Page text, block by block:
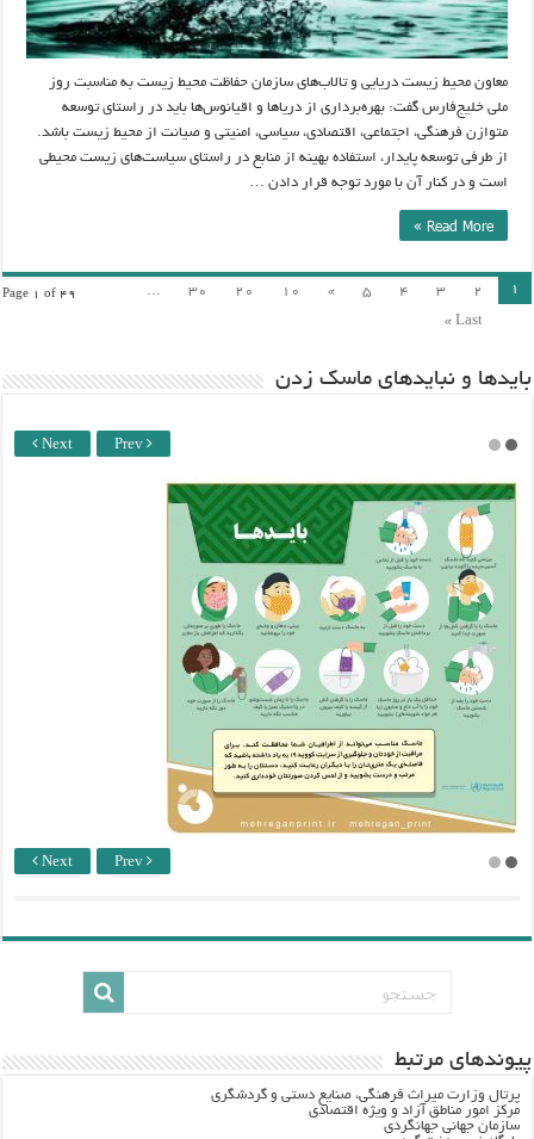
معاون محیط زیست دریایی و تالاب‌های سازمان حفاظت محیط زیست به مناسبت روز
ملی خلیج‌فارس گفت: بهره‌برداری از دریاها و اقیانوس‌ها باید در راستای توسعه
متوازن فرهنگی، اجتماعی، اقتصادی، سیاسی، امنیتی و صیانت از محیط زیست باشد.
از طرفی توسعه پایدار، استفاده بهینه از منابع در راستای سیاست‌های زیست محیطی
است و در کنار آن با مورد توجه قرار دادن …
Read More »
Page 1 of 49 ۱ ۲ ۳ ۴ ۵ » ۱۰ ۲۰ ۳۰
...
Last »
باید‌ها و نبایدهای ماسک زدن
Next Prev
Next Prev
پيوندهاي مرتبط
پرتال وزارت ميراث فرهنگي، صنایع دستی و گردشگري
مرکز امور مناطق آزاد و ویژه اقتصادی
سازمان جهانی جهانگردی